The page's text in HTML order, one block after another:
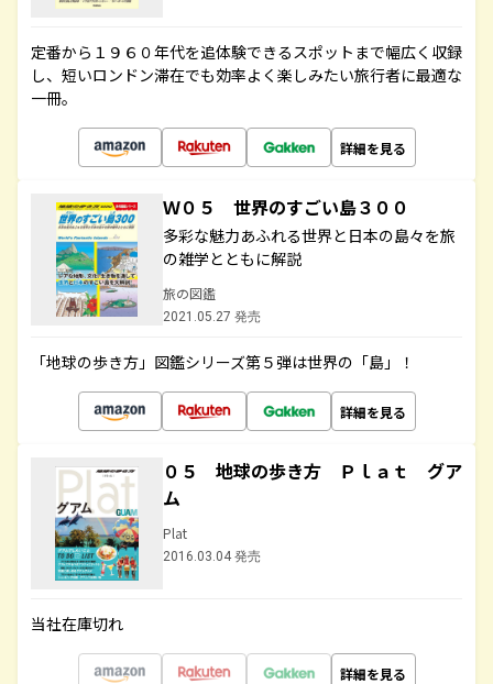
定番から１９６０年代を追体験できるスポットまで幅広く収録
し、短いロンドン滞在でも効率よく楽しみたい旅行者に最適な
一冊。
詳細を見る
Ｗ０５ 世界のすごい島３００
多彩な魅力あふれる世界と日本の島々を旅
の雑学とともに解説
旅の図鑑
2021.05.27 発売
「地球の歩き方」図鑑シリーズ第５弾は世界の「島」！
詳細を見る
０５ 地球の歩き方 Ｐｌａｔ グア
ム
Plat
2016.03.04 発売
当社在庫切れ
詳細を見る